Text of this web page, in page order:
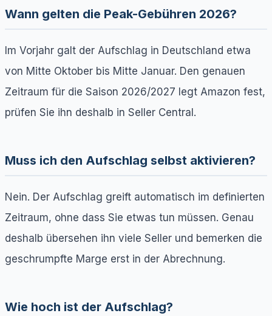
Wann gelten die Peak-Gebühren 2026?
Im Vorjahr galt der Aufschlag in Deutschland etwa
von Mitte Oktober bis Mitte Januar. Den genauen
Zeitraum für die Saison 2026/2027 legt Amazon fest,
prüfen Sie ihn deshalb in Seller Central.
Muss ich den Aufschlag selbst aktivieren?
Nein. Der Aufschlag greift automatisch im definierten
Zeitraum, ohne dass Sie etwas tun müssen. Genau
deshalb übersehen ihn viele Seller und bemerken die
geschrumpfte Marge erst in der Abrechnung.
Wie hoch ist der Aufschlag?